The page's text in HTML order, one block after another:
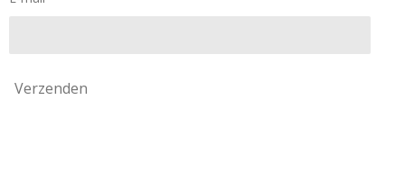
Verzenden